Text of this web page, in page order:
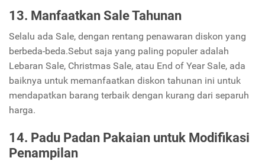
13. Manfaatkan Sale Tahunan
Selalu ada Sale, dengan rentang penawaran diskon yang
berbeda-beda.Sebut saja yang paling populer adalah
Lebaran Sale, Christmas Sale, atau End of Year Sale, ada
baiknya untuk memanfaatkan diskon tahunan ini untuk
mendapatkan barang terbaik dengan kurang dari separuh
harga.
14. Padu Padan Pakaian untuk Modifikasi
Penampilan